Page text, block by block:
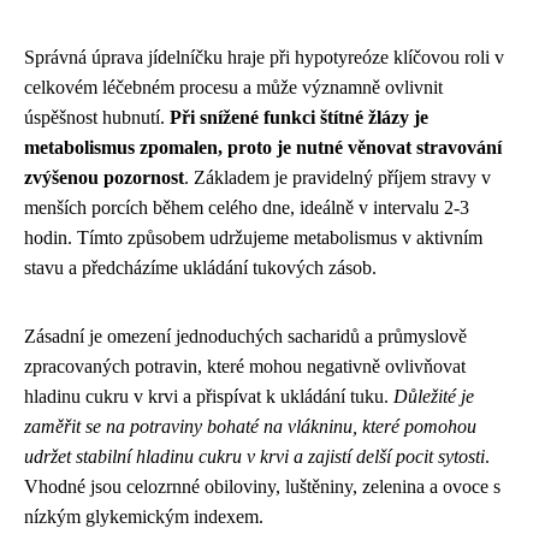
Správná úprava jídelníčku hraje při hypotyreóze klíčovou roli v
celkovém léčebném procesu a může významně ovlivnit
úspěšnost hubnutí. Při snížené funkci štítné žlázy je
metabolismus zpomalen, proto je nutné věnovat stravování
zvýšenou pozornost. Základem je pravidelný příjem stravy v
menších porcích během celého dne, ideálně v intervalu 2-3
hodin. Tímto způsobem udržujeme metabolismus v aktivním
stavu a předcházíme ukládání tukových zásob.
Zásadní je omezení jednoduchých sacharidů a průmyslově
zpracovaných potravin, které mohou negativně ovlivňovat
hladinu cukru v krvi a přispívat k ukládání tuku. Důležité je
zaměřit se na potraviny bohaté na vlákninu, které pomohou
udržet stabilní hladinu cukru v krvi a zajistí delší pocit sytosti.
Vhodné jsou celozrnné obiloviny, luštěniny, zelenina a ovoce s
nízkým glykemickým indexem.